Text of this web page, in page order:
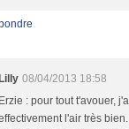
Lilly 08/04/2013 18:58
Erzie : pour tout t'avouer,
l'air très